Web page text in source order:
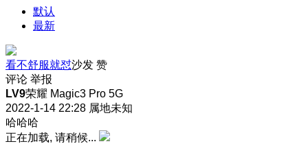
默认
最新
看不舒服就怼沙发 赞
评论 举报
LV9荣耀 Magic3 Pro 5G
2022-1-14 22:28 属地未知
哈哈哈
正在加载, 请稍候...